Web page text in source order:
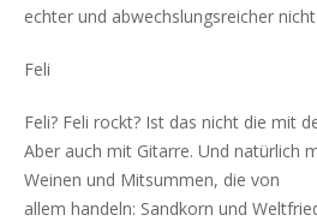
echter und abwechslungsreicher
Feli
Feli? Feli rockt? Ist das nicht die mit
Aber auch mit Gitarre. Und natürlich
Weinen und Mitsummen, die von
allem handeln: Sandkorn und